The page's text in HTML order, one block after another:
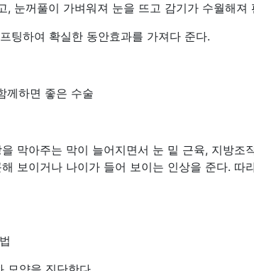
, 눈꺼풀이 가벼워져 눈을 뜨고 감기가 수월해
팅하여 확실한 동안효과를 가져다 준다.
하면 좋은 수술
막아주는 막이 늘어지면서 눈 밑 근육, 지방
보이거나 나이가 들어 보이는 인상을 준다.